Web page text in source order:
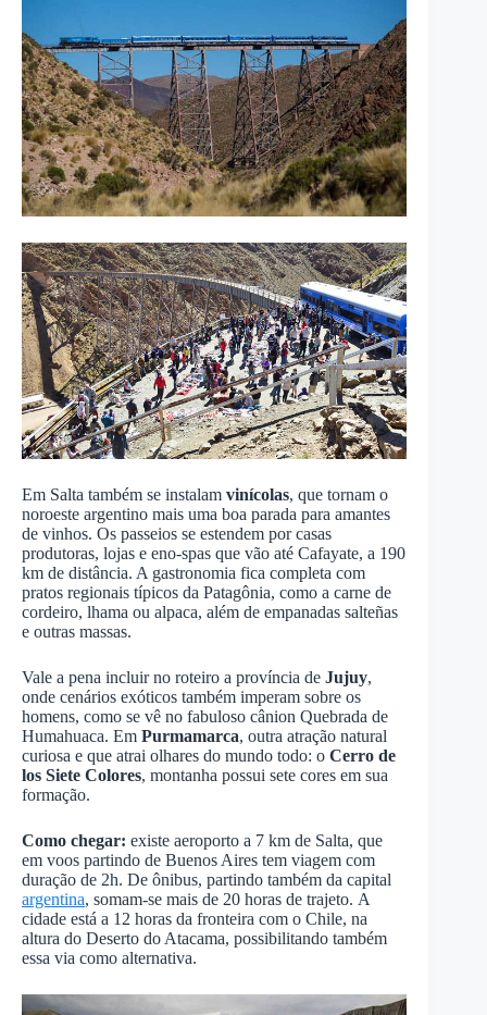
Em Salta também se instalam vinícolas, que tornam o
noroeste argentino mais uma boa parada para amantes
de vinhos. Os passeios se estendem por casas
produtoras, lojas e eno-spas que vão até Cafayate, a 190
km de distância. A gastronomia fica completa com
pratos regionais típicos da Patagônia, como a carne de
cordeiro, lhama ou alpaca, além de empanadas salteñas
e outras massas.
Vale a pena incluir no roteiro a província de Jujuy,
onde cenários exóticos também imperam sobre os
homens, como se vê no fabuloso cânion Quebrada de
Humahuaca. Em Purmamarca, outra atração natural
curiosa e que atrai olhares do mundo todo: o Cerro de
los Siete Colores, montanha possui sete cores em sua
formação.
Como chegar: existe aeroporto a 7 km de Salta, que
em voos partindo de Buenos Aires tem viagem com
duração de 2h. De ônibus, partindo também da capital
argentina, somam-se mais de 20 horas de trajeto. A
cidade está a 12 horas da fronteira com o Chile, na
altura do Deserto do Atacama, possibilitando também
essa via como alternativa.